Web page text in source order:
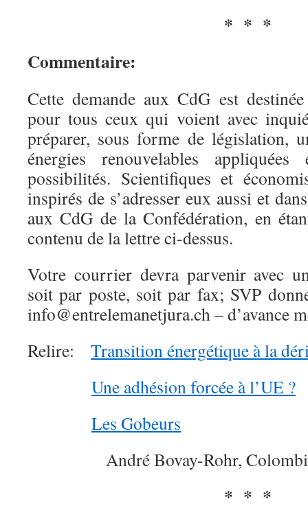
* * *
Commentaire:
Cette demande aux CdG est
pour tous ceux qui voient avec
préparer, sous forme de législation,
énergies renouvelables
possibilités. Scientifiques et
inspirés de s’adresser eux aussi et
aux CdG de la Confédération, en
contenu de la lettre ci-dessus.
Votre courrier devra parvenir avec
soit par poste, soit par fax; SVP
info@entrelemanetjura.ch – d’avance
Relire: Transition énergétique à la
Une adhésion forcée à l’UE ?
Les Gobeurs
André Bovay-Rohr,
* * *